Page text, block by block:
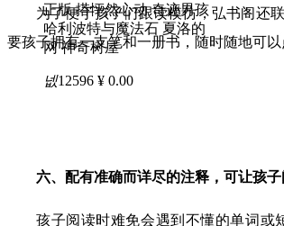
为了便于孩子们跟读模仿，弘书阁还
要孩子拥有一支笔和一册书，随时随地可
六、配有准确而详尽的注释，可让孩
孩子阅读时难免会遇到不懂的单词或
正版 搭怦然心动 奇迹男孩
哈利波特与魔法石 夏洛的
网 神奇树屋
넶12596 ¥ 0.00